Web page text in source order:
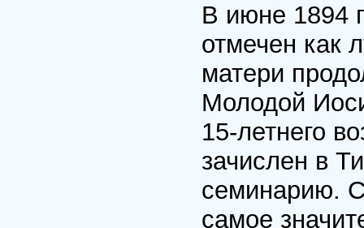
В июне 1894
отмечен как
матери
Молодой
15-летнего
зачислен в
семинарию. С
самое